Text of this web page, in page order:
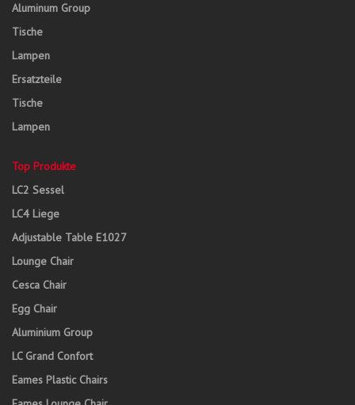
Aluminum Group
Tische
Lampen
Ersatzteile
Tische
Lampen
Top Produkte
LC2 Sessel
LC4 Liege
Adjustable Table E1027
Lounge Chair
Cesca Chair
Egg Chair
Aluminium Group
LC Grand Confort
Eames Plastic Chairs